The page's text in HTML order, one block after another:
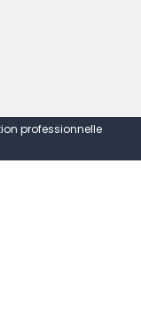
professionnelle